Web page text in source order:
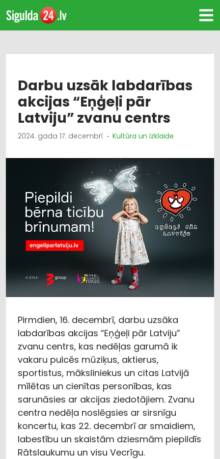
Darbu uzsāk labdarības
akcijas “Eņģeļi pār
Latviju” zvanu centrs
2024. gada 17. decembrī Kultūra un Izklaide
Pirmdien, 16. decembrī, darbu uzsāka
labdarības akcijas “Eņģeļi pār Latviju”
zvanu centrs, kas nedēļas garumā ik
vakaru pulcēs mūziķus, aktierus,
sportistus, māksliniekus un citas Latvijā
mīlētas un cienītas personības, kas
sarunāsies ar akcijas ziedotājiem. Zvanu
centra nedēļa noslēgsies ar sirsnīgu
koncertu, kas 22. decembrī ar smaidiem,
labestību un skaistām dziesmām piepildīs
Rātslaukumu un visu Vecrīgu.